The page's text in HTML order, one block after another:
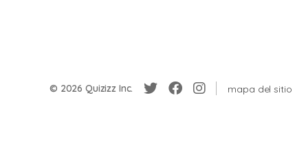
© 2026 Quizizz Inc. mapa del sitio